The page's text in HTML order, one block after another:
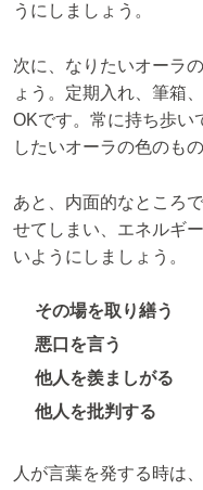
うにしましょう。
次に、なりたいオーラ
ょう。定期入れ、筆箱
OKです。常に持ち歩い
したいオーラの色のも
あと、内面的なところ
せてしまい、エネルギ
いようにしましょう。
その場を取り繕う
悪口を言う
他人を羨ましがる
他人を批判する
人が言葉を発する時は